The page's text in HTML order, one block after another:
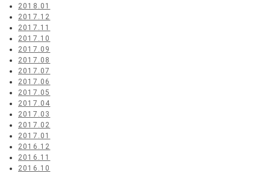
2018.01
2017.12
2017.11
2017.10
2017.09
2017.08
2017.07
2017.06
2017.05
2017.04
2017.03
2017.02
2017.01
2016.12
2016.11
2016.10